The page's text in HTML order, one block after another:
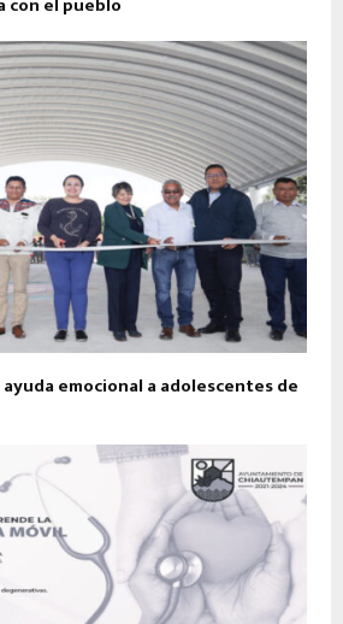
emocional a adolescentes de